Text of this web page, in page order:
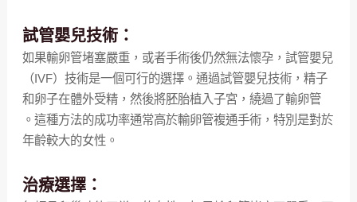
試管嬰兒技術：
如果輸卵管堵塞嚴重，或者手術後仍然無法懷孕，試管嬰兒
（IVF）技術是一個可行的選擇。通過試管嬰兒技術，精子
和卵子在體外受精，然後將胚胎植入子宮，繞過了輸卵管
。這種方法的成功率通常高於輸卵管複通手術，特別是對於
年齡較大的女性。
治療選擇：